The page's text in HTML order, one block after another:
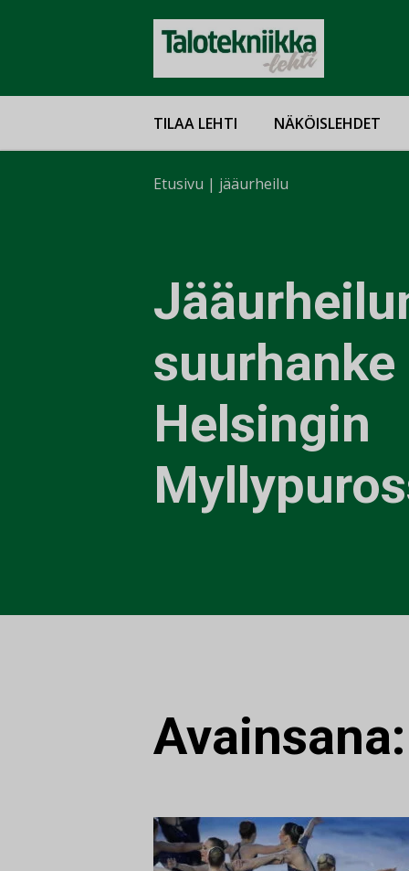
TILAA LEHTI NÄKÖISLEHDET
Etusivu | jääurheilu
suurhanke
Helsingin